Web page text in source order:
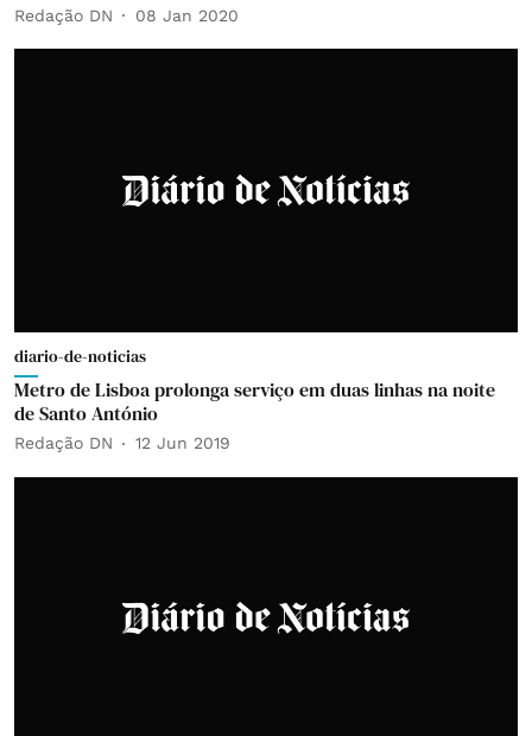
Redação DN 08 Jan 2020
diario-de-noticias
Metro de Lisboa prolonga serviço em duas linhas na noite
de Santo António
Redação DN 12 Jun 2019